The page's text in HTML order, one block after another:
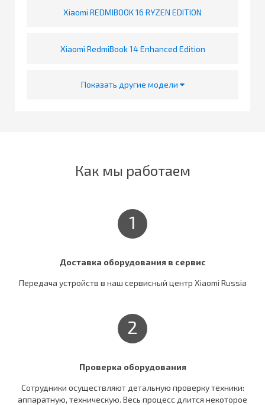
Xiaomi REDMIBOOK 16 RYZEN EDITION
Xiaomi RedmiBook 14 Enhanced Edition
Показать другие модели
Как мы работаем
1
Доставка оборудования в сервис
Передача устройств в наш сервисный центр Xiaomi Russia
2
Проверка оборудования
Сотрудники осуществляют детальную проверку техники:
аппаратную, техническую. Весь процесс длится некоторое